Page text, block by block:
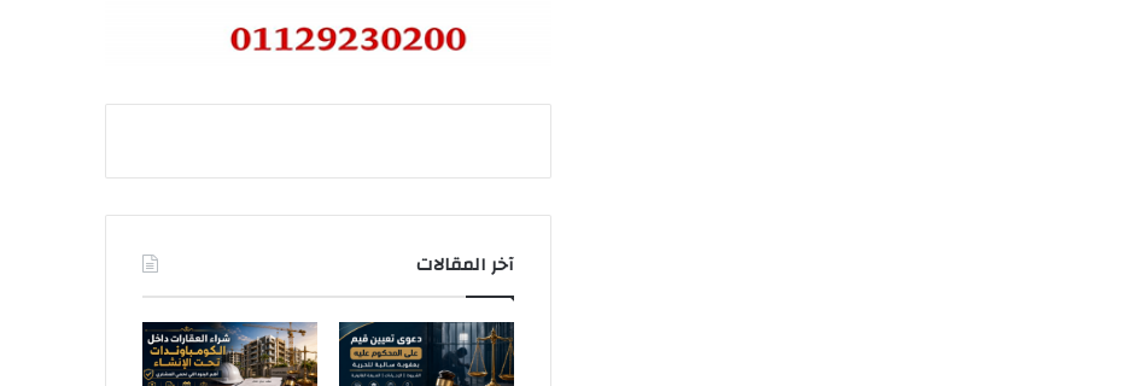
آخر المقالات